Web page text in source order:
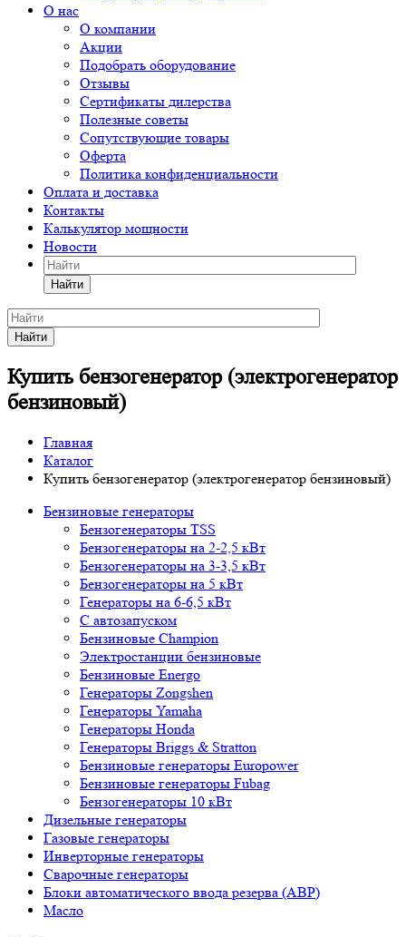
О нас
О компании
Акции
Подобрать оборудование
Отзывы
Сертификаты дилерства
Полезные советы
Сопутствующие товары
Оферта
Политика конфиденциальности
Оплата и доставка
Контакты
Калькулятор мощности
Новости
Найти
Найти
Купить бензогенератор (электрогенератор
бензиновый)
Главная
Каталог
Купить бензогенератор (электрогенератор бензиновый)
Бензиновые генераторы
Бензогенераторы TSS
Бензогенераторы на 2-2,5 кВт
Бензогенераторы на 3-3,5 кВт
Бензогенераторы на 5 кВт
Генераторы на 6-6,5 кВт
С автозапуском
Бензиновые Champion
Электростанции бензиновые
Бензиновые Energo
Генераторы Zongshen
Генераторы Yamaha
Генераторы Honda
Генераторы Briggs & Stratton
Бензиновые генераторы Europower
Бензиновые генераторы Fubag
Бензогенераторы 10 кВт
Дизельные генераторы
Газовые генераторы
Инверторные генераторы
Сварочные генераторы
Блоки автоматического ввода резерва (АВР)
Масло